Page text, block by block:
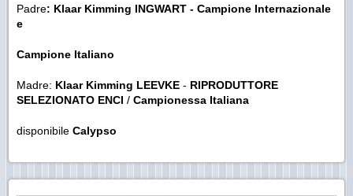
Padre: Klaar Kimming INGWART - Campione Internazionale
e
Campione Italiano
Madre: Klaar Kimming LEEVKE - RIPRODUTTORE
SELEZIONATO ENCI / Campionessa Italiana
disponibile Calypso